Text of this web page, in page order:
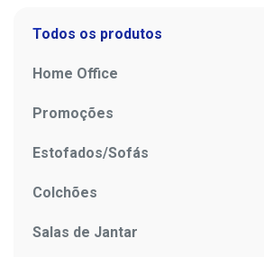
Todos os produtos
Home Office
Promoções
Estofados/Sofás
Colchões
Salas de Jantar